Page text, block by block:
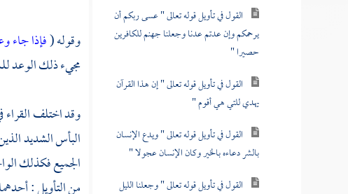
القول في تأويل قوله تعالى " عسى ربكم أن
يرحمكم وإن عدتم عدنا وجعلنا جهنم للكافرين
حصيرا "
القول في تأويل قوله تعالى " إن هذا القرآن
يهدي للتي هي أقوم "
القول في تأويل قوله تعالى " ويدع الإنسان
بالشر دعاءه بالخير وكان الإنسان عجولا "
القول في تأويل قوله تعالى " وجعلنا الليل
وقوله (فإذا جاء
مجيء ذلك الوعد
وقد اختلف القراء
البأس الشديد
الجميع فكذلك